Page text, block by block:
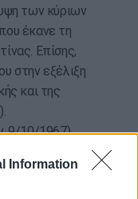
Information
των κύριων
έκανε τη
Επίσης,
στην εξέλιξη
και της
9/10/1967).